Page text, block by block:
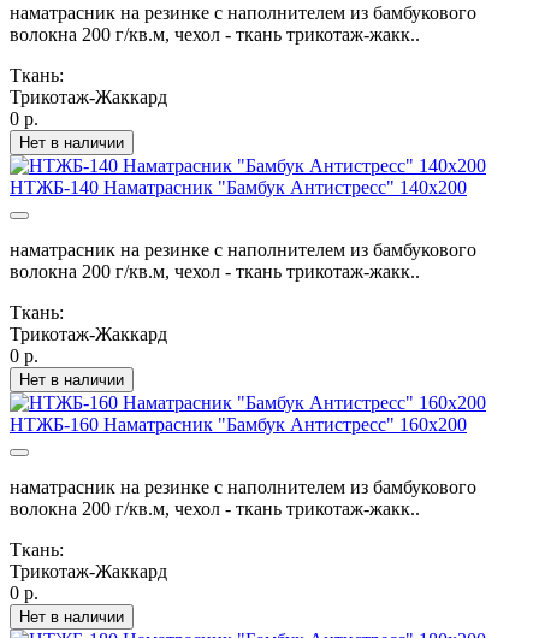
наматрасник на резинке с наполнителем из бамбукового
волокна 200 г/кв.м, чехол - ткань трикотаж-жакк..
Ткань:
Трикотаж-Жаккард
0 р.
Нет в наличии
НТЖБ-140 Наматрасник "Бамбук Антистресс" 140х200
наматрасник на резинке с наполнителем из бамбукового
волокна 200 г/кв.м, чехол - ткань трикотаж-жакк..
Ткань:
Трикотаж-Жаккард
0 р.
Нет в наличии
НТЖБ-160 Наматрасник "Бамбук Антистресс" 160х200
наматрасник на резинке с наполнителем из бамбукового
волокна 200 г/кв.м, чехол - ткань трикотаж-жакк..
Ткань:
Трикотаж-Жаккард
0 р.
Нет в наличии